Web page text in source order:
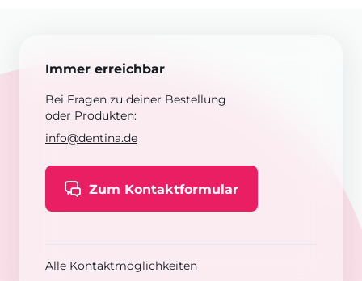
Immer erreichbar
Bei Fragen zu deiner Bestellung
oder Produkten:
info@dentina.de
Zum Kontaktformular
Alle Kontaktmöglichkeiten